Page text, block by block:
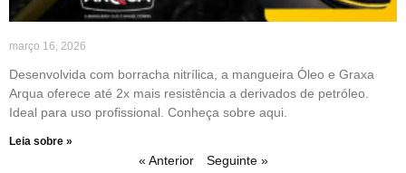
março 16, 2026
Desenvolvida com borracha nitrílica, a mangueira Óleo e Graxa
Arqua oferece até 2x mais resistência a derivados de petróleo.
Ideal para uso profissional. Conheça sobre aqui.
Leia sobre »
« Anterior Seguinte »